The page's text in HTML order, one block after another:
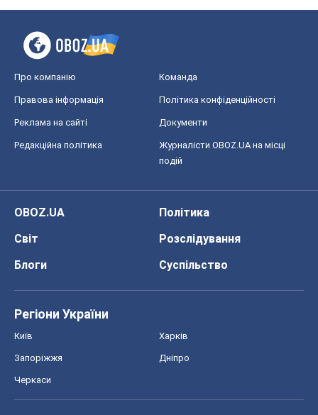
Про компанію Команда
Правова інформація Політика конфіденційності
Реклама на сайті Документи
Редакційна політика
Журналісти OBOZ.UA на місці
подій
OBOZ.UA
Політика
Світ
Розслідування
Блоги
Суспільство
Регіони України
Київ Харків
Запоріжжя Дніпро
Черкаси